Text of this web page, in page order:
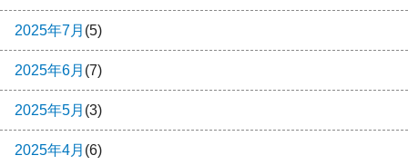
2025年7月 (5)
2025年6月 (7)
2025年5月 (3)
2025年4月 (6)